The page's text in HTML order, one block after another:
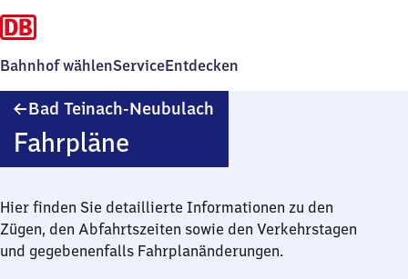
Bahnhof wählenServiceEntdecken
Bad Teinach-Neubulach
Fahrpläne
Hier finden Sie detaillierte Informationen zu den
Zügen, den Abfahrtszeiten sowie den Verkehrstagen
und gegebenenfalls Fahrplanänderungen.